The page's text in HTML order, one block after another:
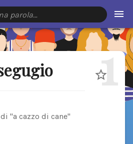
parola…
1
"a cazzo di cane"